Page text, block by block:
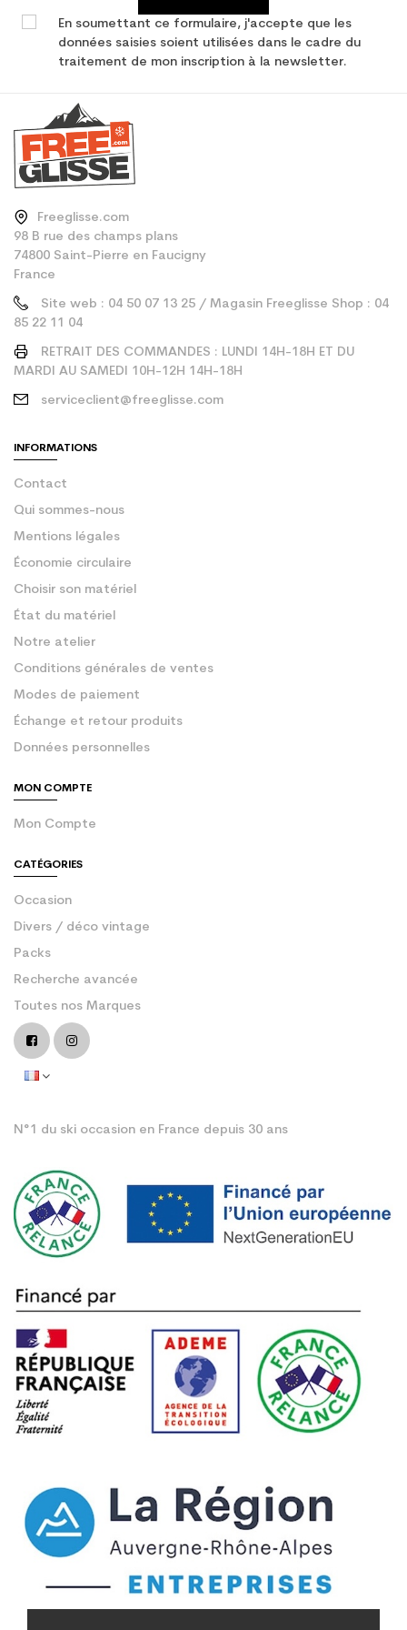
En soumettant ce formulaire, j'accepte que les
données saisies soient utilisées dans le cadre du
traitement de mon inscription à la newsletter.
Freeglisse.com
98 B rue des champs plans
74800 Saint-Pierre en Faucigny
France
Site web : 04 50 07 13 25 / Magasin Freeglisse Shop : 04
85 22 11 04
RETRAIT DES COMMANDES : LUNDI 14H-18H ET DU
MARDI AU SAMEDI 10H-12H 14H-18H
serviceclient@freeglisse.com
INFORMATIONS
Contact
Qui sommes-nous
Mentions légales
Économie circulaire
Choisir son matériel
État du matériel
Notre atelier
Conditions générales de ventes
Modes de paiement
Échange et retour produits
Données personnelles
MON COMPTE
Mon Compte
CATÉGORIES
Occasion
Divers / déco vintage
Packs
Recherche avancée
Toutes nos Marques
N°1 du ski occasion en France depuis 30 ans